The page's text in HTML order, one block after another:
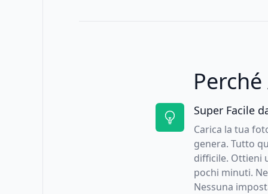
Super Facile
Carica la tua
genera. Tutto
difficile. Ottieni
pochi minuti.
Nessuna